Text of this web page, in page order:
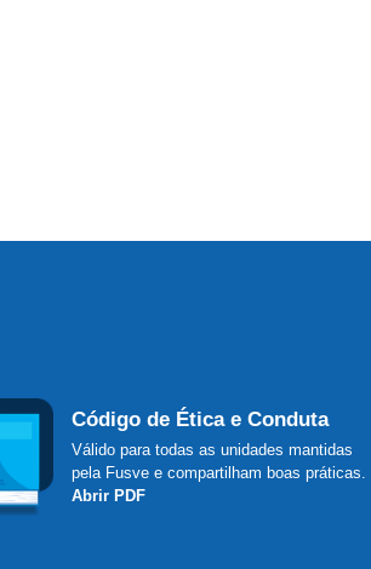
Código de Ética e Conduta
Válido para todas as unidades mantidas
pela Fusve e compartilham boas práticas.
Abrir PDF